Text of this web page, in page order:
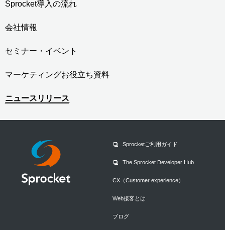
Sprocket導入の流れ
会社情報
セミナー・イベント
マーケティングお役立ち資料
ニュースリリース
Sprocketご利用ガイド
The Sprocket Developer Hub
CX（Customer experience）
Web接客とは
ブログ